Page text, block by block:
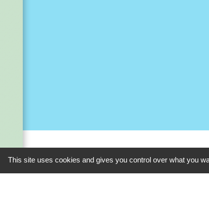
Mentions légales -
This site uses cookies and gives you control over what you